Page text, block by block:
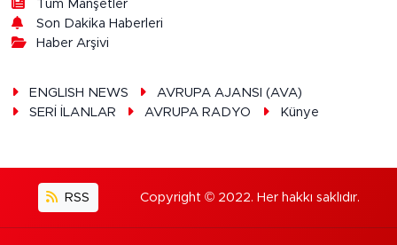
Tüm Manşetler
Son Dakika Haberleri
Haber Arşivi
ENGLISH NEWS
AVRUPA AJANSI (AVA)
SERİ İLANLAR
AVRUPA RADYO Künye
RSS Copyright © 2022. Her hakkı saklıdır.